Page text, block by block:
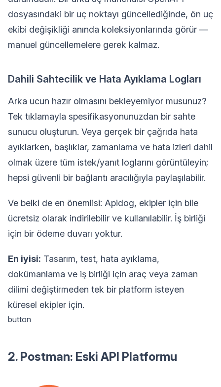
dosyasındaki bir uç noktayı güncellediğinde, ön uç
ekibi değişikliği anında koleksiyonlarında görür —
manuel güncellemelere gerek kalmaz.
Dahili Sahtecilik ve Hata Ayıklama Logları
Arka ucun hazır olmasını bekleyemiyor musunuz?
Tek tıklamayla spesifikasyonunuzdan bir sahte
sunucu oluşturun. Veya gerçek bir çağrıda hata
ayıklarken, başlıklar, zamanlama ve hata izleri dahil
olmak üzere tüm istek/yanıt loglarını görüntüleyin;
hepsi güvenli bir bağlantı aracılığıyla paylaşılabilir.
Ve belki de en önemlisi: Apidog, ekipler için bile
ücretsiz olarak indirilebilir ve kullanılabilir. İş birliği
için bir ödeme duvarı yoktur.
En iyisi: Tasarım, test, hata ayıklama,
dokümanlama ve iş birliği için araç veya zaman
dilimi değiştirmeden tek bir platform isteyen
küresel ekipler için.
button
2. Postman: Eski API Platformu